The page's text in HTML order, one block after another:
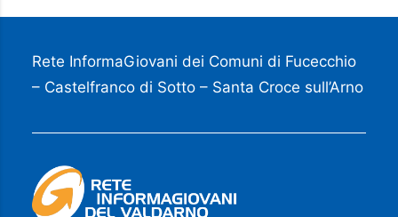
Rete InformaGiovani dei Comuni di Fucecchio
– Castelfranco di Sotto – Santa Croce sull’Arno